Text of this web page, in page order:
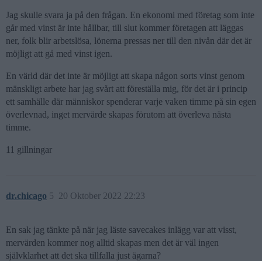
Jag skulle svara ja på den frågan. En ekonomi med företag som inte
går med vinst är inte hållbar, till slut kommer företagen att läggas
ner, folk blir arbetslösa, lönerna pressas ner till den nivån där det är
möjligt att gå med vinst igen.
En värld där det inte är möjligt att skapa någon sorts vinst genom
mänskligt arbete har jag svårt att föreställa mig, för det är i princip
ett samhälle där människor spenderar varje vaken timme på sin egen
överlevnad, inget mervärde skapas förutom att överleva nästa
timme.
11 gillningar
dr.chicago 20 Oktober 2022 22:23
5
En sak jag tänkte på när jag läste savecakes inlägg var att visst,
mervärden kommer nog alltid skapas men det är väl ingen
självklarhet att det ska tillfalla just ägarna?